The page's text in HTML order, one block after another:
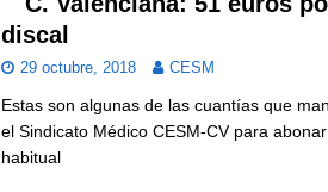
discal
29 octubre, 2018 CESM
Estas son algunas de las cuantías que
el Sindicato Médico CESM-CV para
habitual